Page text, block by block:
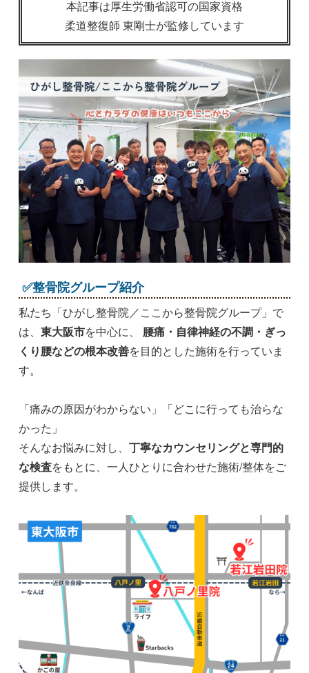
本記事は厚生労働省認可の国家資格
柔道整復師 東剛士が監修しています
✅整骨院グループ紹介
私たち「ひがし整骨院／ここから整骨院グループ」で
は、 東大阪市を中心に、 腰痛・自律神経の不調・ぎっ
くり腰などの根本改善を目的とした施術を行っていま
す。
「痛みの原因がわからない」「どこに行っても治らな
かった」
そんなお悩みに対し、 丁寧なカウンセリングと専門的
な検査をもとに、一人ひとりに合わせた施術/整体をご
提供します。